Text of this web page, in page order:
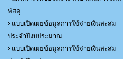
พัสดุ
แบบเปิดเผยข้อมูลการใช้จ่ายเงินสะสม
ประจำปีงบประมาณ
แบบเปิดเผยข้อมูลการใช้จ่ายเงินสะสม